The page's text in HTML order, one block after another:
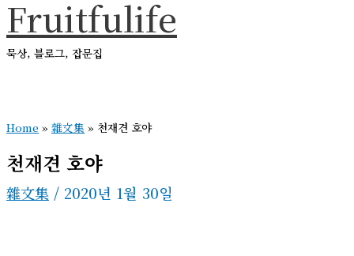
콘
텐
츠
너
뛰
기
Fruitfulife
묵상, 블로그, 잡문집
메
Home » 雜文集 » 천재견 호야
천재견 호야
雜文集 / 2020년 1월 30일